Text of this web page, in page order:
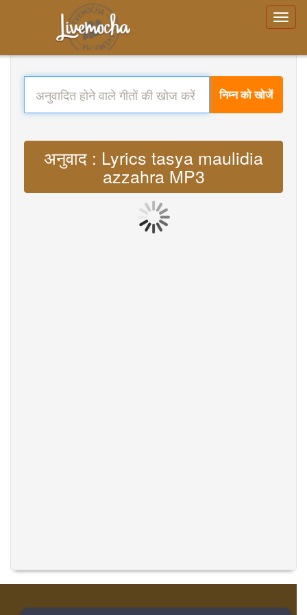
निम्न को खोजें
अनुवाद : Lyrics tasya maulidia
azzahra MP3